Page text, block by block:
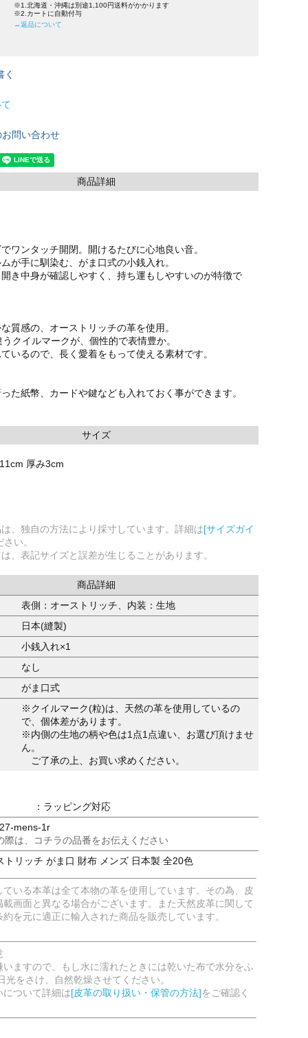
※1.北海道・沖縄は別途1,100円送料がかかります
※2.カートに自動付与
→返品について
く
問い合わせ
商品詳細
ワンタッチ開閉。開けるたびに心地良い音。
が手に馴染む、がま口式の小銭入れ。
き中身が確認しやすく、持ち運もしやすいのが特徴で
質感の、オーストリッチの革を使用。
クイルマークが、個性的で表情豊か。
いるので、長く愛着をもって使える素材です。
た紙幣、カードや鍵なども入れておく事ができます。
サイズ
厚み3cm
、独自の方法により採寸しています。詳細は[サイズガイ
い。
、表記サイズと誤差が生じることがあります。
商品詳細
表側：オーストリッチ、内装：生地
日本(縫製)
小銭入れ×1
なし
がま口式
※クイルマーク(粒)は、天然の革を使用しているの
で、個体差があります。
※内側の生地の柄や色は1点1点違い、お選び頂けませ
ん。
ご了承の上、お買い求めください。
：ラッピング対応
mens-1r
際は、コチラの品番をお伝えください
トリッチ がま口 財布 メンズ 日本製 全20色
いる本革は全て本物の革を使用しています。その為、皮
画面と異なる場合がございます。また天然皮革に関して
を元に適正に輸入された商品を販売しています。
いますので、もし水に濡れたときには乾いた布で水分をふ
光をさけ、自然乾燥させてください。
ついて詳細は[皮革の取り扱い・保管の方法]をご確認く